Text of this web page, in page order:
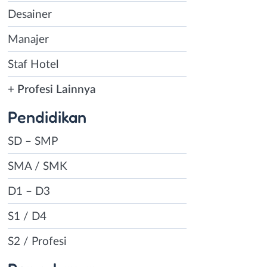
Desainer
Manajer
Staf Hotel
+ Profesi Lainnya
Pendidikan
SD – SMP
SMA / SMK
D1 – D3
S1 / D4
S2 / Profesi